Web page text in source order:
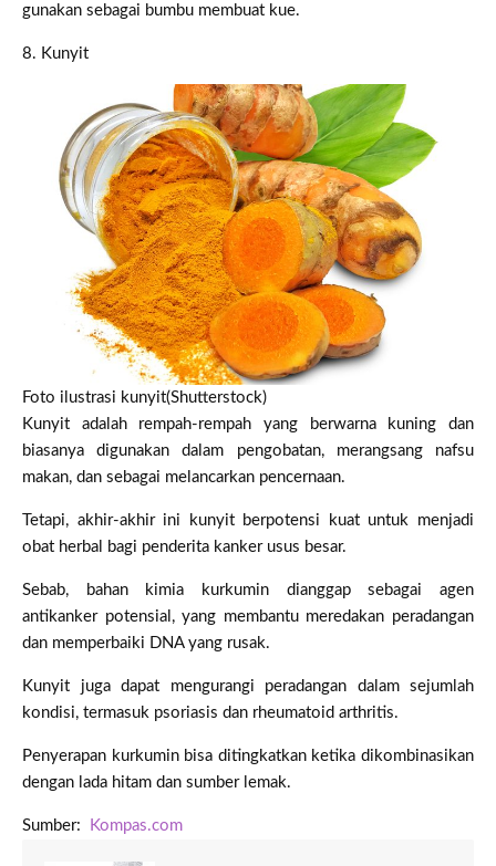
gunakan sebagai bumbu membuat kue.
8. Kunyit
Foto ilustrasi kunyit(Shutterstock)
Kunyit adalah rempah-rempah yang berwarna kuning dan
biasanya digunakan dalam pengobatan, merangsang nafsu
makan, dan sebagai melancarkan pencernaan.
Tetapi, akhir-akhir ini kunyit berpotensi kuat untuk menjadi
obat herbal bagi penderita kanker usus besar.
Sebab, bahan kimia kurkumin dianggap sebagai agen
antikanker potensial, yang membantu meredakan peradangan
dan memperbaiki DNA yang rusak.
Kunyit juga dapat mengurangi peradangan dalam sejumlah
kondisi, termasuk psoriasis dan rheumatoid arthritis.
Penyerapan kurkumin bisa ditingkatkan ketika dikombinasikan
dengan lada hitam dan sumber lemak.
Sumber: Kompas.com